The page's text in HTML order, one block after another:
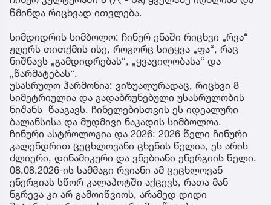
წმინდა რიცხვად ითვლება.
სიმდიდრის სიმბოლო: ჩინურ ენაში რიცხვი „რვა“
ჟღერს თითქმის ისე, როგორც სიტყვა „ფა“, რაც
ნიშნავს „გამდიდრებას“, „ყვავილობასა“ და
„წარმატებას“.
უსასრულო ჰარმონია: ვიზუალურადაც, რიცხვი 8
სიმეტრიულია და გადაბრუნებული უსასრულობის
ნიშანს წააგავს. ჩინელებისთვის ეს იდეალური
ბალანსისა და მუდმივი ნაკადის სიმბოლოა.
ჩინური ასტროლოგია და 2026: 2026 წელი ჩინური
კალენდრით ცეცხლოვანი ცხენის წელია, ეს არის
ძლიერი, დინამიკური და ვნებიანი ენერგიის წელი.
08.08.2026-ის სამმაგი რვიანი ამ ცეცხლოვან
ენერგიას სწორ კალაპოტში აქცევს, რათა მან
ნგრევა კი არ გამოიწვიოს, არამედ დიდი